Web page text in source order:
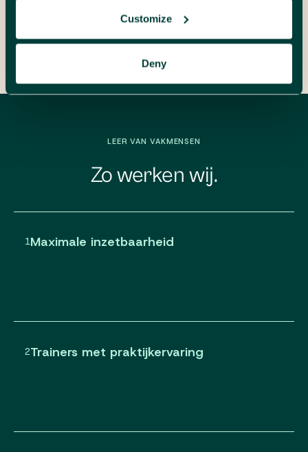
Customize
Deny
Verstuur je bericht
LEER VAN VAKMENSEN
Zo werken wij.
1Maximale inzetbaarheid
2Trainers met praktijkervaring